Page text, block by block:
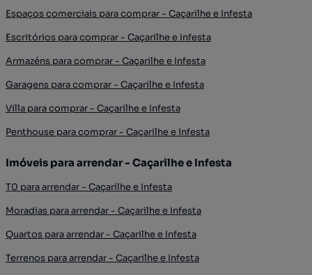
Espaços comerciais para comprar - Caçarilhe e Infesta
Escritórios para comprar - Caçarilhe e Infesta
Armazéns para comprar - Caçarilhe e Infesta
Garagens para comprar - Caçarilhe e Infesta
Villa para comprar - Caçarilhe e Infesta
Penthouse para comprar - Caçarilhe e Infesta
Imóveis para arrendar - Caçarilhe e Infesta
T0 para arrendar - Caçarilhe e Infesta
Moradias para arrendar - Caçarilhe e Infesta
Quartos para arrendar - Caçarilhe e Infesta
Terrenos para arrendar - Caçarilhe e Infesta